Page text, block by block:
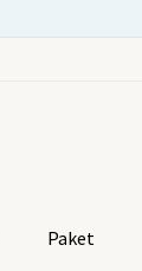
Paket